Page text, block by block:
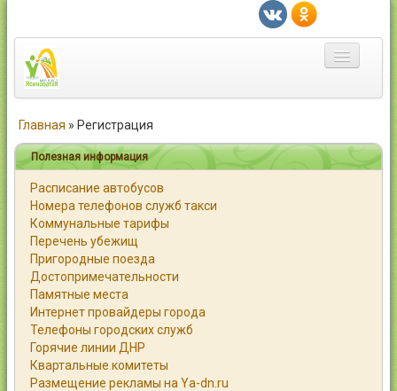
Город
Статьи
Каталог
Справочник
Работа
Объявления
Помощь
Главная » Регистрация
Полезная информация
Расписание автобусов
Номера телефонов служб такси
Коммунальные тарифы
Перечень убежищ
Пригородные поезда
Достопримечательности
Памятные места
Интернет провайдеры города
Телефоны городских служб
Горячие линии ДНР
Квартальные комитеты
Размещение рекламы на Ya-dn.ru